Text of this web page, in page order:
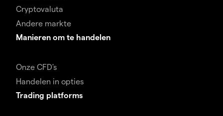
Cryptovaluta
Andere markte
Manieren om te handelen
Onze CFD's
Handelen in opties
Trading platforms